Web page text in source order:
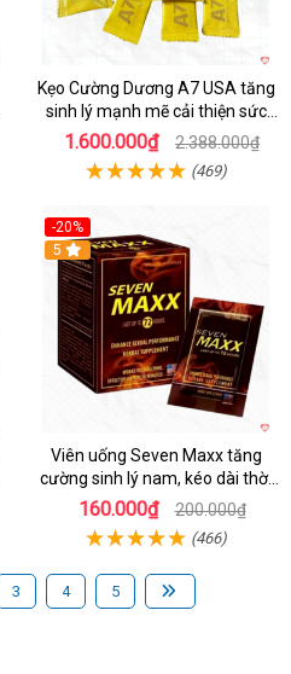
Kẹo Cường Dương A7 USA tăng
sinh lý mạnh mẽ cải thiện sức
khỏe nam
1.600.000₫ 2.388.000₫
(469)
-20%
5
Viên uống Seven Maxx tăng
cường sinh lý nam, kéo dài thời
gian quan hệ
160.000₫ 200.000₫
(466)
3 4 5